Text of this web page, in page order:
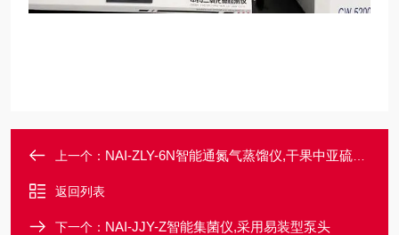
上一个： NAI-ZLY-6N智能通氮气蒸馏仪,干果中亚硫酸盐的测定
返回列表
下一个： NAI-JJY-Z智能集菌仪,采用易装型泵头